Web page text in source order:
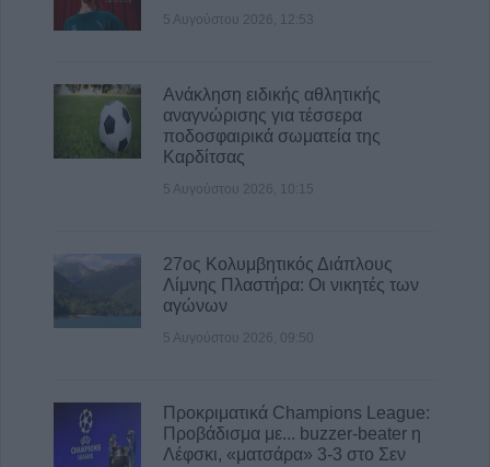
Αηδονοχωρίου, Βαθύλακκου και Ρεντίνας
οφειλών άνω των 500 εκατ. ευρώ μέσα στον
Ιούλιο του 2026
5 Αυγούστου 2026, 14:50
5 Αυγούστου 2026, 12:53
Ανάκληση ειδικής αθλητικής
αναγνώρισης για τέσσερα
ποδοσφαιρικά σωματεία της
Καρδίτσας
5 Αυγούστου 2026, 10:15
27ος Κολυμβητικός Διάπλους
Λίμνης Πλαστήρα: Οι νικητές των
αγώνων
5 Αυγούστου 2026, 09:50
Προκριματικά Champions League:
Προβάδισμα με... buzzer-beater η
Λέφσκι, «ματσάρα» 3-3 στο Σεν